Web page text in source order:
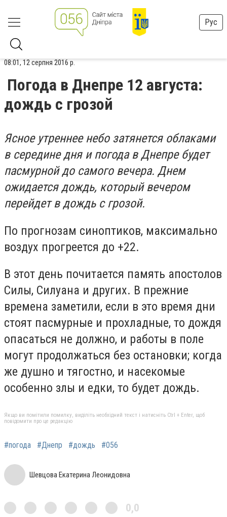
Рус
08:01, 12 серпня 2016 р.
Погода в Днепре 12 августа:
дождь с грозой
Ясное утреннее небо затянется облаками
в середине дня и погода в Днепре будет
пасмурной до самого вечера. Днем
ожидается дождь, который вечером
перейдет в дождь c грозой.
По прогнозам синоптиков, максимально
воздух прогреется до +22.
В этот день почитается память апостолов
Силы, Силуана и других. В прежние
времена заметили, если в это время дни
стоят пасмурные и прохладные, то дождя
опасаться не должно, и работы в поле
могут продолжаться без остановки; когда
же душно и тягостно, и насекомые
особенно злы и едки, то будет дождь.
Якщо ви помітили помилку, виділіть необхідний текст і натисніть Ctrl + Enter, щоб
повідомити про це редакцію
#погода #Днепр #дождь #056
Шевцова Екатерина Леонидовна
0,0